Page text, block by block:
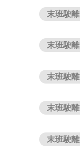
末班駛離
末班駛離
末班駛離
末班駛離
末班駛離